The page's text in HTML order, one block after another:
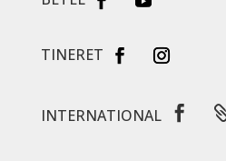
TINERET
INTERNATIONAL 